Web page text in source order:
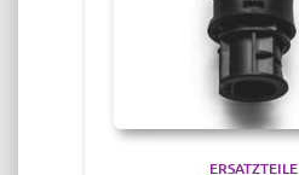
ERSATZTEILE